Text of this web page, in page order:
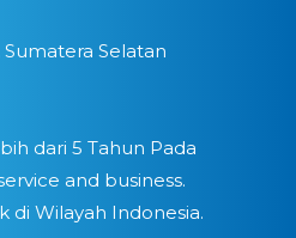
Selatan
dari 5 Tahun Pada
and business.
di Wilayah Indonesia.